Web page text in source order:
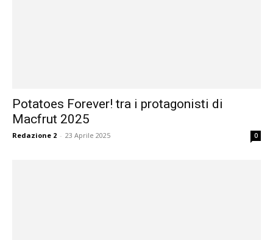
Potatoes Forever! tra i protagonisti di
Macfrut 2025
Redazione 2 - 23 Aprile 2025 0